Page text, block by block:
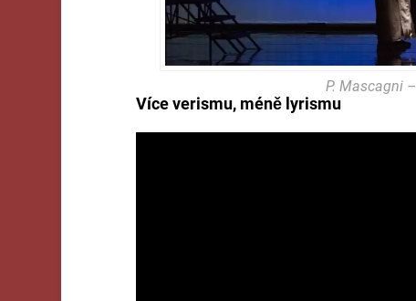
P. Mascagni
Více verismu, méně lyrismu